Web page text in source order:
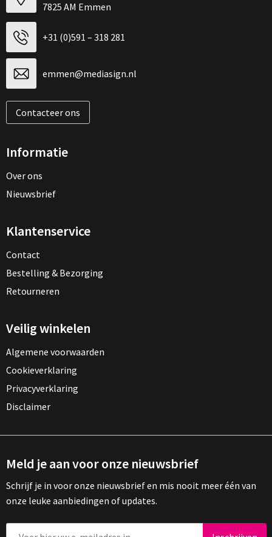
7825 AM Emmen
+31 (0)591 – 318 281
emmen@mediasign.nl
Contacteer ons
Informatie
Over ons
Nieuwsbrief
Klantenservice
Contact
Bestelling & Bezorging
Retourneren
Veilig winkelen
Algemene voorwaarden
Cookieverklaring
Privacyverklaring
Disclaimer
Meld je aan voor onze nieuwsbrief
Schrijf je in voor onze nieuwsbrief en mis nooit meer één van
onze leuke aanbiedingen of updates.